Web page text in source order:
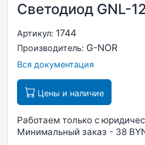
Светодиод GNL-
Артикул: 1744
Производитель: G-NOR
Вся документация
Цены и наличие
Работаем только с
Минимальный заказ - 38